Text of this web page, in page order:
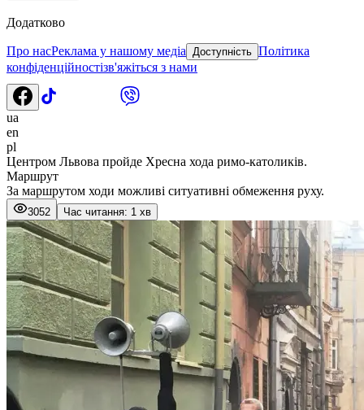
Додатково
Про насРеклама у нашому медіа Доступність Політика
конфіденційностізв'яжіться з нами
ua
en
pl
Центром Львова пройде Хресна хода римо-католиків.
Маршрут
За маршрутом ходи можливі ситуативні обмеження руху.
3052 Час читання: 1 хв